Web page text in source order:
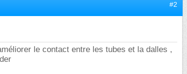
#2
le contact entre les tubes et la dalles ,